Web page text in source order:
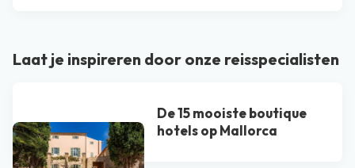
Laat je inspireren door onze reisspecialisten
De 15 mooiste boutique
hotels op Mallorca